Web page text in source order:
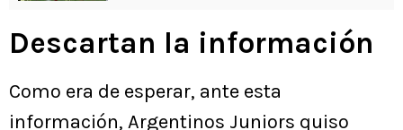
Descartan la información
Como era de esperar, ante esta
información, Argentinos Juniors quiso